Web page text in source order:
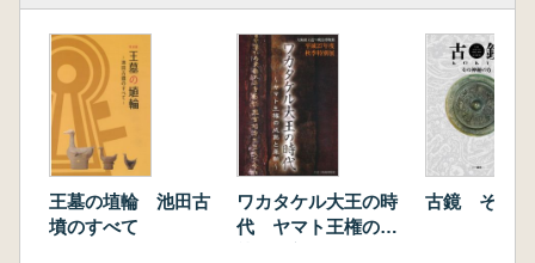
特論3 綾羅木郷遺跡の保存をめぐって 澤下
孝信
王墓の埴輪 池田古
墳のすべて
ワカタケル大王の時
代 ヤマト王権の成
古鏡 その神